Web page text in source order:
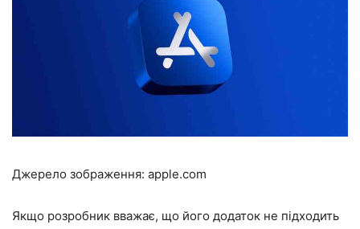
Джерело зображення: apple.com
Якщо розробник вважає, що його додаток не підходить